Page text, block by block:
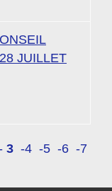
JUILLET
3 -4 -5 -6 -7